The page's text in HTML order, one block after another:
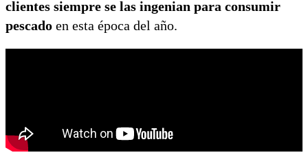
clientes siempre se las ingenian para consumir
pescado en esta época del año.